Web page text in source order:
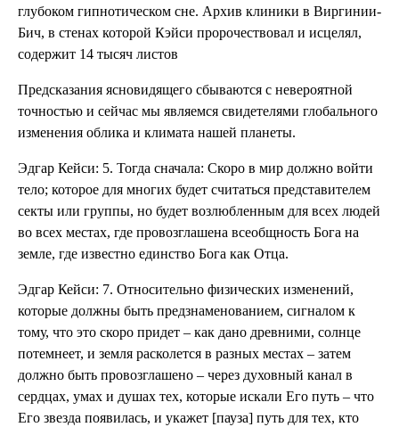
глубоком гипнотическом сне. Архив клиники в Виргинии-
Бич, в стенах которой Кэйси пророчествовал и исцелял,
содержит 14 тысяч листов
Предсказания ясновидящего сбываются с невероятной
точностью и сейчас мы являемся свидетелями глобального
изменения облика и климата нашей планеты.
Эдгар Кейси: 5. Тогда сначала: Скоро в мир должно войти
тело; которое для многих будет считаться представителем
секты или группы, но будет возлюбленным для всех людей
во всех местах, где провозглашена всеобщность Бога на
земле, где известно единство Бога как Отца.
Эдгар Кейси: 7. Относительно физических изменений,
которые должны быть предзнаменованием, сигналом к
тому, что это скоро придет – как дано древними, солнце
потемнеет, и земля расколется в разных местах – затем
должно быть провозглашено – через духовный канал в
сердцах, умах и душах тех, которые искали Его путь – что
Его звезда появилась, и укажет [пауза] путь для тех, кто